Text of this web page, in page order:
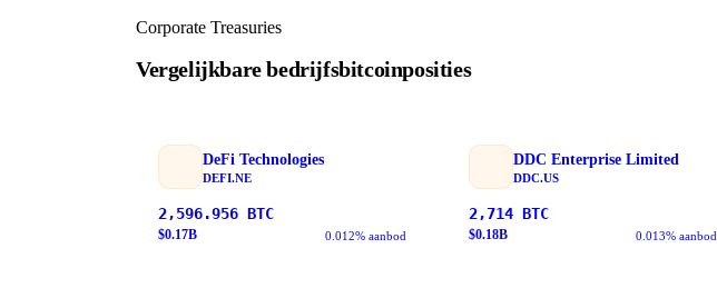
Corporate Treasuries
Vergelijkbare bedrijfsbitcoinposities
DeFi Technologies
DEFI.NE
2,596.956 BTC
$0.17B 0.012% aanbod
DDC Enterprise Limited
DDC.US
2,714 BTC
$0.18B 0.013% aanbod